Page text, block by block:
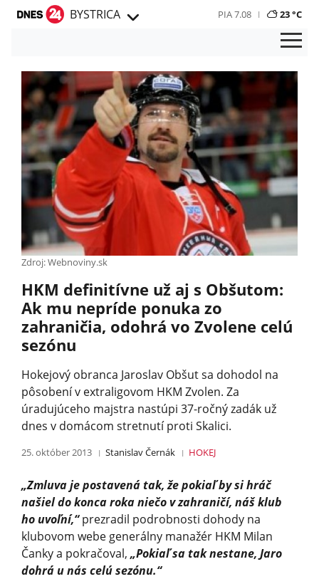
BYSTRICA PIA 7.08 23 °C
Zdroj: Webnoviny.sk
HKM definitívne už aj s Obšutom:
Ak mu nepríde ponuka zo
zahraničia, odohrá vo Zvolene celú
sezónu
Hokejový obranca Jaroslav Obšut sa dohodol na
pôsobení v extraligovom HKM Zvolen. Za
úradujúceho majstra nastúpi 37-ročný zadák už
dnes v domácom stretnutí proti Skalici.
25. október 2013 Stanislav Černák HOKEJ
„Zmluva je postavená tak, že pokiaľ by si hráč
našiel do konca roka niečo v zahraničí, náš klub
ho uvoľní,“prezradil podrobnosti dohody na
klubovom webe generálny manažér HKM Milan
Čanky a pokračoval, „Pokiaľ sa tak nestane, Jaro
dohrá u nás celú sezónu.“